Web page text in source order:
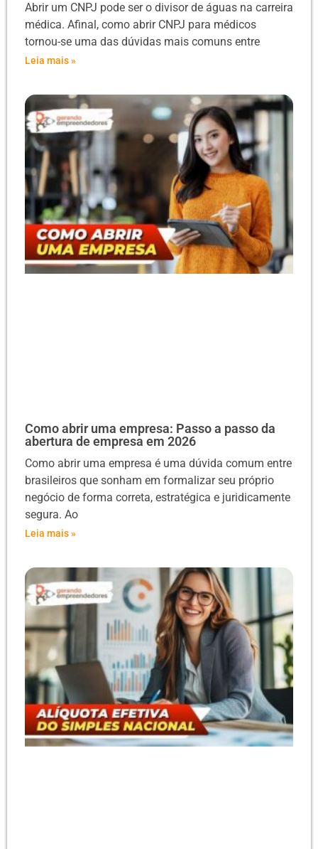
Abrir um CNPJ pode ser o divisor de águas na carreira
médica. Afinal, como abrir CNPJ para médicos
tornou-se uma das dúvidas mais comuns entre
Leia mais »
Como abrir uma empresa: Passo a passo da
abertura de empresa em 2026
Como abrir uma empresa é uma dúvida comum entre
brasileiros que sonham em formalizar seu próprio
negócio de forma correta, estratégica e juridicamente
segura. Ao
Leia mais »